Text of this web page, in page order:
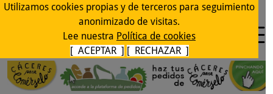
Utilizamos cookies propias y de terceros para seguimiento
anonimizado de visitas.
Lee nuestra Política de cookies
[ ACEPTAR ] [ RECHAZAR ]